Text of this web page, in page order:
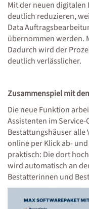
Mit der neuen digitalen
deutlich reduzieren,
Data
übernommen werden.
Dadurch wird der
deutlich verlässlicher.
Zusammenspiel mit
Die neue Funktion
Assistenten im
Bestattungshäuser alle
online per Klick ab-
praktisch: Die dort
wird automatisch an
Bestatterinnen und